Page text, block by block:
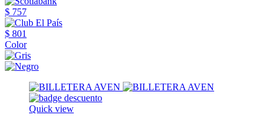
$ 757
$ 801
Color
Quick view